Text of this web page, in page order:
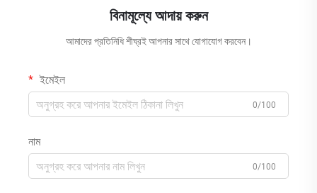
বিনামূল্যে আদায় করুন
আমাদের প্রতিনিধি শীঘ্রই আপনার সাথে যোগাযোগ করবেন।
ইমেইল
0/100
নাম
0/100